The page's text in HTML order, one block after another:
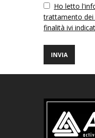
VuotoHo letto
trattamento dei
finalità ivi